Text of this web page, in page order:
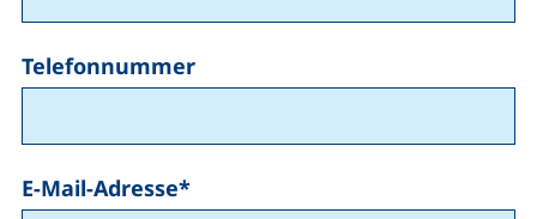
Telefonnummer
E-Mail-Adresse*